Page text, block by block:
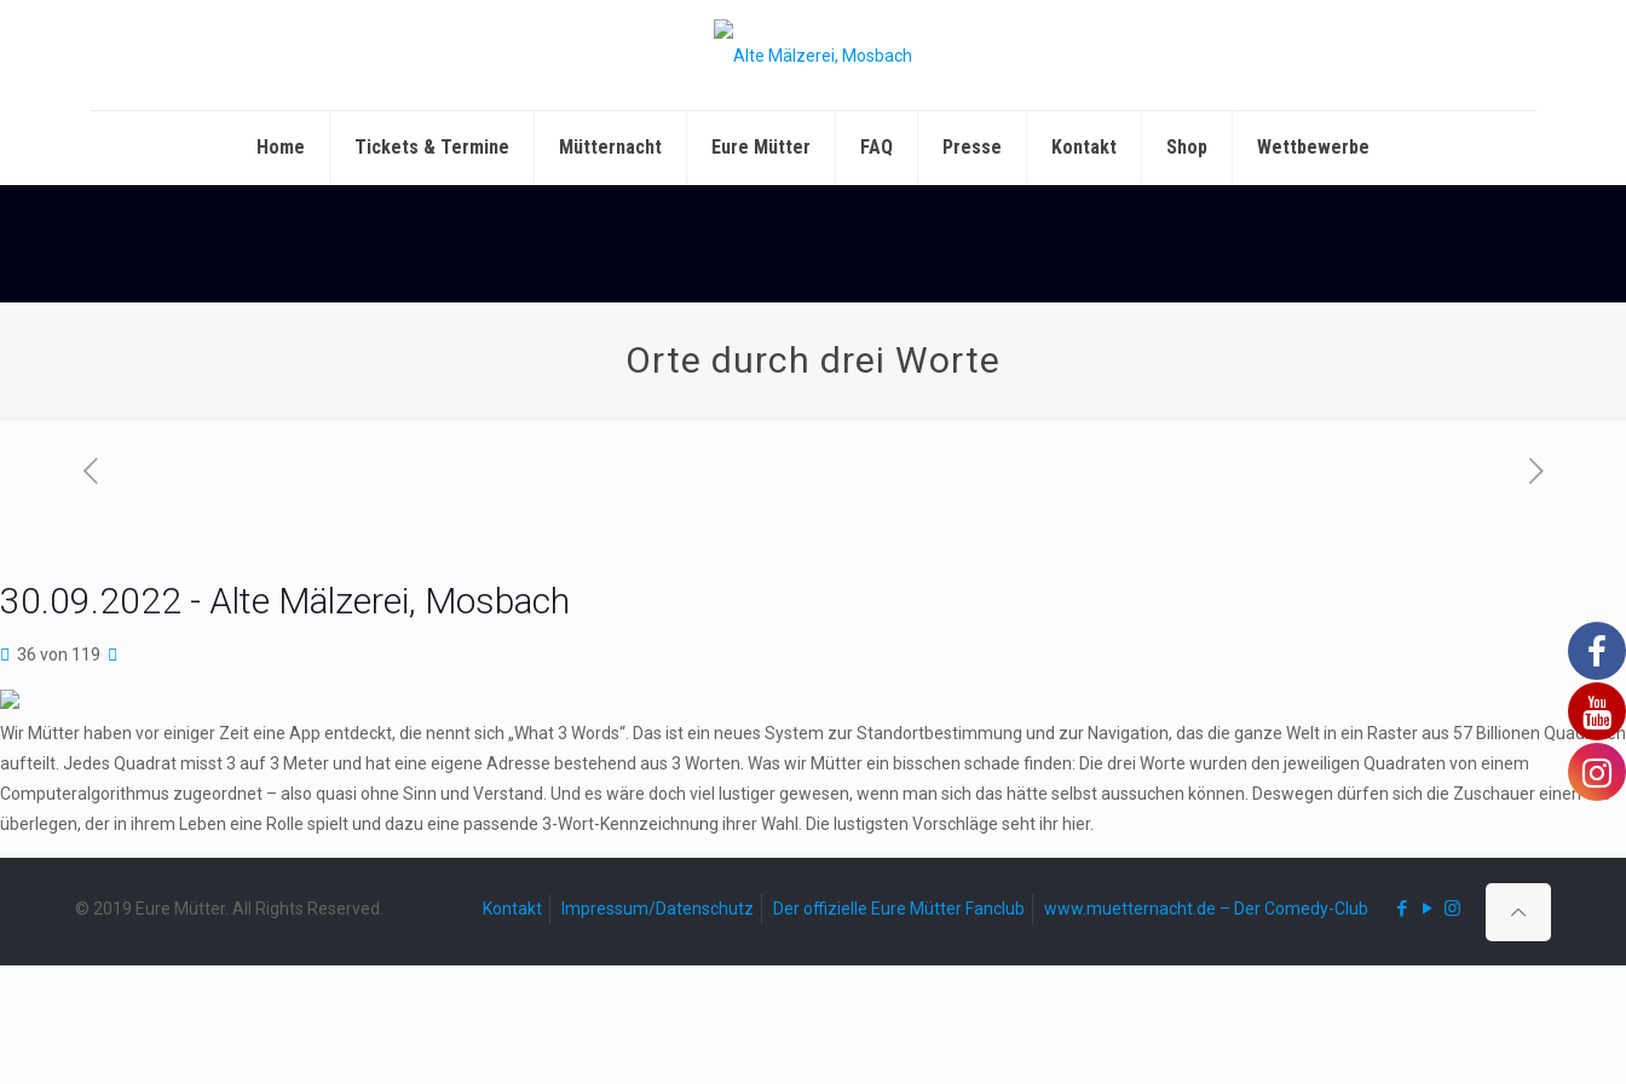
Home Tickets & Termine Mütternacht Eure Mütter FAQ Presse Kontakt Shop Wettbewerbe
Orte durch drei Worte
30.09.2022 - Alte Mälzerei, Mosbach
36 von 119
Wir Mütter haben vor einiger Zeit eine App entdeckt, die nennt sich „What 3 Words“. Das ist ein neues System zur Standortbestimmung und zur Navigation, das die ganze Welt in ein Raster aus 57 Billionen Quadraten
aufteilt. Jedes Quadrat misst 3 auf 3 Meter und hat eine eigene Adresse bestehend aus 3 Worten. Was wir Mütter ein bisschen schade finden: Die drei Worte wurden den jeweiligen Quadraten von einem
Computeralgorithmus zugeordnet – also quasi ohne Sinn und Verstand. Und es wäre doch viel lustiger gewesen, wenn man sich das hätte selbst aussuchen können. Deswegen dürfen sich die Zuschauer einen Ort
überlegen, der in ihrem Leben eine Rolle spielt und dazu eine passende 3-Wort-Kennzeichnung ihrer Wahl. Die lustigsten Vorschläge seht ihr hier.
© 2019 Eure Mütter. All Rights Reserved. Kontakt Impressum/Datenschutz Der offizielle Eure Mütter Fanclub www.muetternacht.de – Der Comedy-Club